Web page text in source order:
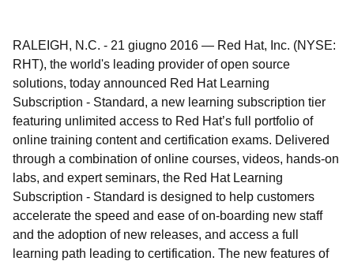
RALEIGH, N.C. - 21 giugno 2016 — Red Hat, Inc. (NYSE:
RHT), the world's leading provider of open source
solutions, today announced Red Hat Learning
Subscription - Standard, a new learning subscription tier
featuring unlimited access to Red Hat’s full portfolio of
online training content and certification exams. Delivered
through a combination of online courses, videos, hands-on
labs, and expert seminars, the Red Hat Learning
Subscription - Standard is designed to help customers
accelerate the speed and ease of on-boarding new staff
and the adoption of new releases, and access a full
learning path leading to certification. The new features of